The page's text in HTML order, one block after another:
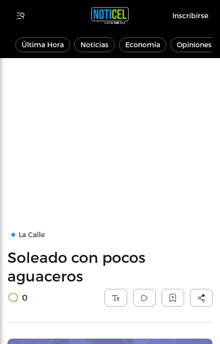
Inscribirse
Última Hora Noticias Economía Opiniones
La Calle
Soleado con pocos
aguaceros
0